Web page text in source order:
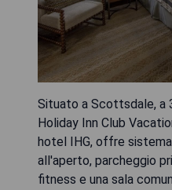
Situato a Scottsdale, a
Holiday Inn Club
hotel IHG, offre
all'aperto, parcheggio
fitness e una sala